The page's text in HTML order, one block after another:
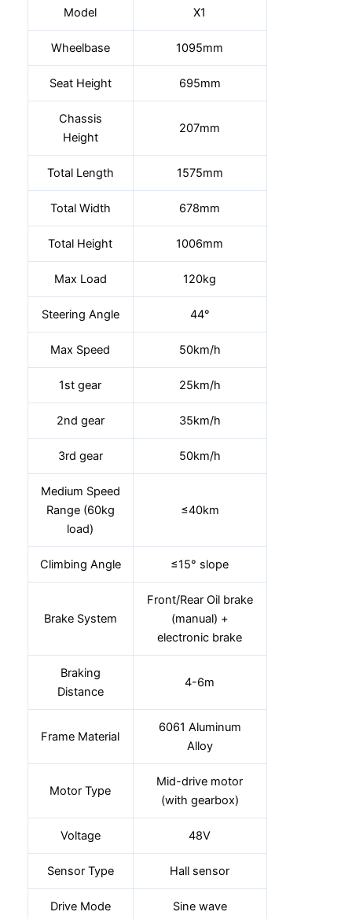
Model X1
Wheelbase 1095mm
Seat Height 695mm
Chassis
Height
207mm
Total Length 1575mm
Total Width 678mm
Total Height 1006mm
Max Load 120kg
Steering Angle 44°
Max Speed 50km/h
1st gear 25km/h
2nd gear 35km/h
3rd gear 50km/h
Medium Speed
Range (60kg
load)
≤40km
Climbing Angle ≤15° slope
Brake System
Front/Rear Oil brake
(manual) +
electronic brake
Braking
Distance
4-6m
Frame Material
6061 Aluminum
Alloy
Motor Type
Mid-drive motor
(with gearbox)
Voltage 48V
Sensor Type Hall sensor
Drive Mode Sine wave